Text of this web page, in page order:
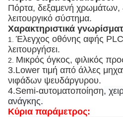
Πόρτα, δεξαμενή χρωμάτων,
λειτουργικό σύστημα.
Χαρακτηριστικά
1. Έλεγχος οθόνης αφής
λειτουργήσει.
2. Μικρός όγκος, φιλικός
3.Lower τιμή από άλλες
νιφάδων ψευδάργυρου.
4.Semi-αυτοματοποίηση,
ανάγκης.
Κύρια παράμετρος: